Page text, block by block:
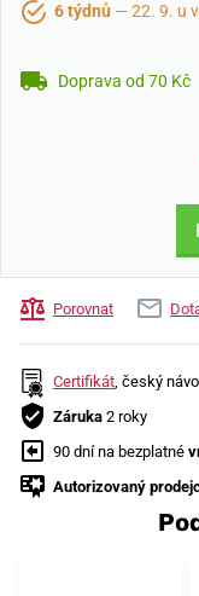
6 týdnů — 22. 9. u
Doprava od 70 Kč
Porovnat
Certifikát, český
Záruka 2 roky
90 dní na bezplatné
Autorizovaný